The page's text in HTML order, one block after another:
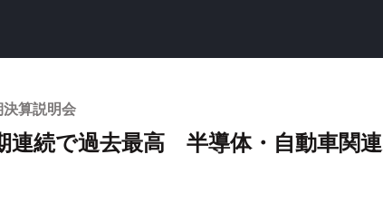
算説明会
連続で過去最高 半導体・自動車関連